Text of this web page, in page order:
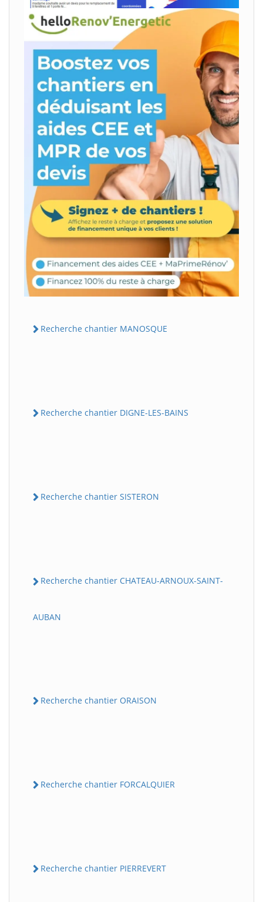
Recherche chantier MANOSQUE
Recherche chantier DIGNE-LES-BAINS
Recherche chantier SISTERON
Recherche chantier CHATEAU-ARNOUX-SAINT-
AUBAN
Recherche chantier ORAISON
Recherche chantier FORCALQUIER
Recherche chantier PIERREVERT